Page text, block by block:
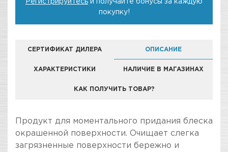
покупку!
СЕРТИФИКАТ ДИЛЕРА ОПИСАНИЕ
ХАРАКТЕРИСТИКИ НАЛИЧИЕ В МАГАЗИНАХ
КАК ПОЛУЧИТЬ ТОВАР?
КОМПАНИЯ "ЗВЕЗДА УДАЧИ" ЯВЛЯЕТСЯ
ОФИЦИАЛЬНЫМ ДИЛЕРОМ БРЕНДА SONAX
Продукт для моментального придания блеска
окрашенной поверхности. Очищает слегка
загрязненные поверхности бережно и